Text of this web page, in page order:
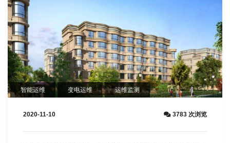
智能运维 变电运维 运维监测
2020-11-10 3783 次浏览